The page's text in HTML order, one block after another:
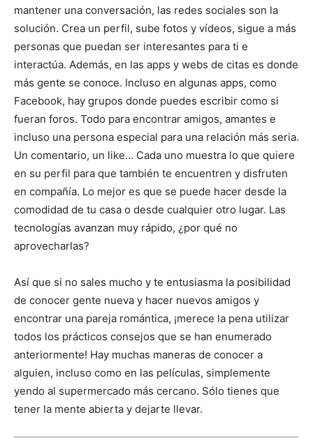
mantener una conversación, las redes sociales son la
solución. Crea un perfil, sube fotos y vídeos, sigue a más
personas que puedan ser interesantes para ti e
interactúa. Además, en las apps y webs de citas es donde
más gente se conoce. Incluso en algunas apps, como
Facebook, hay grupos donde puedes escribir como si
fueran foros. Todo para encontrar amigos, amantes e
incluso una persona especial para una relación más seria.
Un comentario, un like… Cada uno muestra lo que quiere
en su perfil para que también te encuentren y disfruten
en compañía. Lo mejor es que se puede hacer desde la
comodidad de tu casa o desde cualquier otro lugar. Las
tecnologías avanzan muy rápido, ¿por qué no
aprovecharlas?
Así que si no sales mucho y te entusiasma la posibilidad
de conocer gente nueva y hacer nuevos amigos y
encontrar una pareja romántica, ¡merece la pena utilizar
todos los prácticos consejos que se han enumerado
anteriormente! Hay muchas maneras de conocer a
alguien, incluso como en las películas, simplemente
yendo al supermercado más cercano. Sólo tienes que
tener la mente abierta y dejarte llevar.